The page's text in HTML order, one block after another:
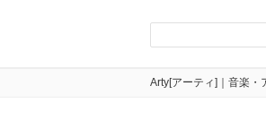
Arty[アーティ]｜音楽・